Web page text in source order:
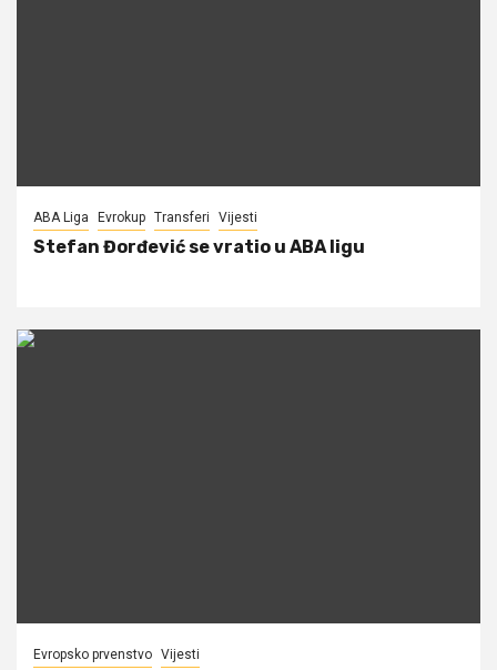
ABA Liga Evrokup Transferi Vijesti
Stefan Đorđević se vratio u ABA ligu
Evropsko prvenstvo Vijesti